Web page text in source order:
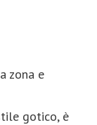
zona e
gotico, è